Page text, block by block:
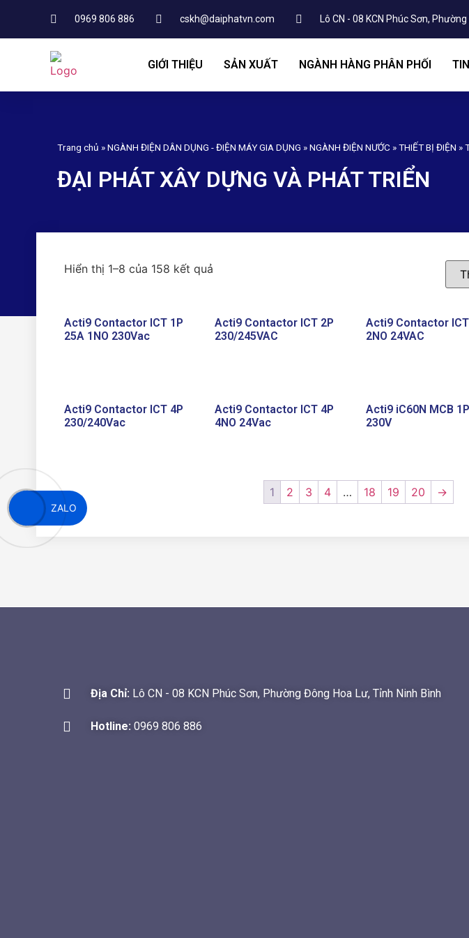
0969 806 886 cskh@daiphatvn.com Lô CN - 08 KCN Phúc Sơn,
GIỚI THIỆU SẢN XUẤT NGÀNH HÀNG PHÂN PHỐI
Trang chủ »NGÀNH ĐIỆN DÂN DỤNG - ĐIỆN MÁY GIA DỤNG »NGÀNH ĐIỆN NƯỚC »THIẾT BỊ ĐIỆN »
ĐẠI PHÁT XÂY DỰNG VÀ PHÁT TRIỂN
Hiển thị 1–8 của 158 kết quả
Acti9 Contactor ICT 1P
25A 1NO 230Vac
Acti9 Contactor ICT 2P
230/245VAC
Acti9 Contactor
2NO 24VAC
Acti9 Contactor ICT 4P
230/240Vac
Acti9 Contactor ICT 4P
4NO 24Vac
Acti9 iC60N MCB
230V
1 2 3 4 … 18 19 20 →
Địa Chỉ: Lô CN - 08 KCN Phúc Sơn, Phường Đông Hoa Lư, Tỉnh Ninh Bình
Hotline: 0969 806 886
ZALO